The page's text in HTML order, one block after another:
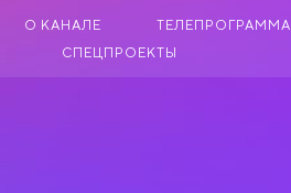
О КАНАЛЕ ТЕЛЕПРОГРАММА
СПЕЦПРОЕКТЫ